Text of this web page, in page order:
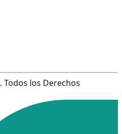
. Todos los Derechos